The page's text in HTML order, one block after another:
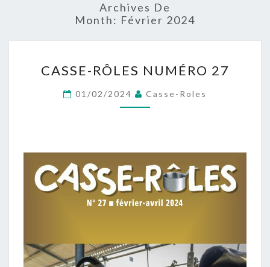
Archives De
Month: Février 2024
RÔLES
NUMÉRO
27
CASSE-RÔLES NUMÉRO 27
01/02/2024 Casse-Roles